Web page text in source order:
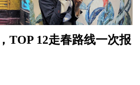
TOP 12走春路线一次报